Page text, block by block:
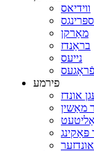
ווידיאס
מאַרקן
בראַנדז
נייעס
פירמע
אונדז
מאַשין
פּאַקינג